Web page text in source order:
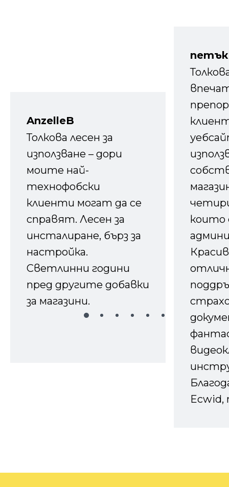
AnzelleB
Толкова лесен за
използване – дори
моите най-
технофобски
клиенти могат да се
справят. Лесен за
инсталиране, бърз за
настройка.
Светлинни години
пред другите добавки
за магазини.
които
Ecwid,